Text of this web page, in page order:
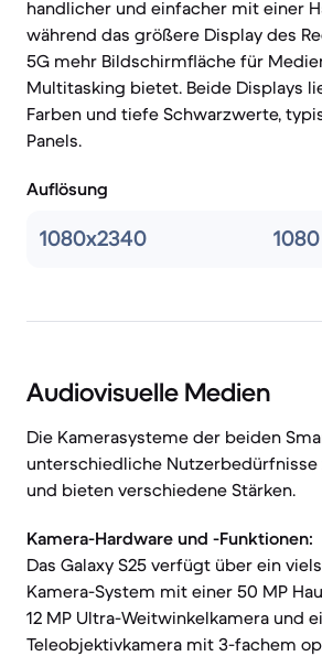
handlicher und einfacher mit einer
während das größere Display des
5G mehr Bildschirmfläche für
Multitasking bietet. Beide Displays
Farben und tiefe Schwarzwerte,
Panels.
Auflösung
1080x2340
Audiovisuelle Medien
Die Kamerasysteme der beiden
unterschiedliche
und bieten verschiedene Stärken.
Kamera-Hardware und -Funktionen:
Das Galaxy S25 verfügt über ein
Kamera-System mit einer 50 MP
12 MP Ultra-Weitwinkelkamera und
Teleobjektivkamera mit 3-fachem